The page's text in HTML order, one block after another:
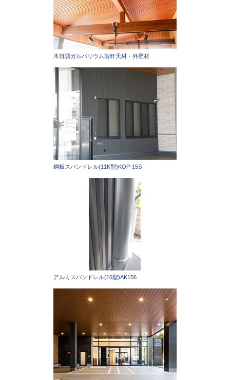
木目調ガルバリウム製軒天材・外壁材
鋼板スパンドレル(11K型)KOP-15S
アルミスパンドレル(16型)AK156